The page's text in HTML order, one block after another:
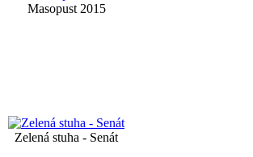
Masopust 2015
Zelená stuha - Senát